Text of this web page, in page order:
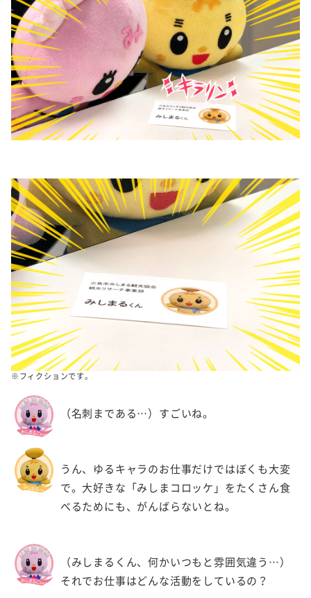
※フィクションです。
（名刺まである…）すごいね。
うん、ゆるキャラのお仕事だけではぼくも大変
で。大好きな「みしまコロッケ」をたくさん食
べるためにも、がんばらないとね。
（みしまるくん、何かいつもと雰囲気違う…）
それでお仕事はどんな活動をしているの？